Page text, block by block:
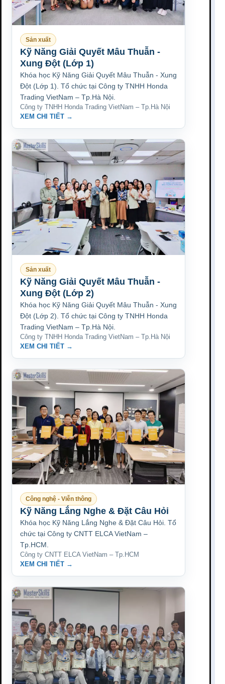
Sản xuất
Kỹ Năng Giải Quyết Mâu Thuẫn -
Xung Đột (Lớp 1)
Khóa học Kỹ Năng Giải Quyết Mâu Thuẫn - Xung
Đột (Lớp 1). Tổ chức tại Công ty TNHH Honda
Trading VietNam – Tp.Hà Nội.
Công ty TNHH Honda Trading VietNam – Tp.Hà Nội
XEM CHI TIẾT →
Sản xuất
Kỹ Năng Giải Quyết Mâu Thuẫn -
Xung Đột (Lớp 2)
Khóa học Kỹ Năng Giải Quyết Mâu Thuẫn - Xung
Đột (Lớp 2). Tổ chức tại Công ty TNHH Honda
Trading VietNam – Tp.Hà Nội.
Công ty TNHH Honda Trading VietNam – Tp.Hà Nội
XEM CHI TIẾT →
Công nghệ - Viễn thông
Kỹ Năng Lắng Nghe & Đặt Câu Hỏi
Khóa học Kỹ Năng Lắng Nghe & Đặt Câu Hỏi. Tổ
chức tại Công ty CNTT ELCA VietNam –
Tp.HCM.
Công ty CNTT ELCA VietNam – Tp.HCM
XEM CHI TIẾT →